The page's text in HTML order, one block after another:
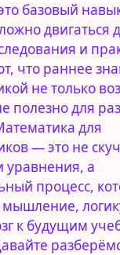
базовый
двигаться
и
что раннее
не только
полезно для
для
— это не
а
процесс,
мышление,
к будущим